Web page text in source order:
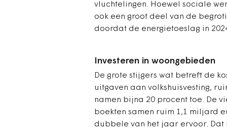
vluchtelingen. Hoewel sociale
ook een groot deel van de
doordat de energietoeslag in
Investeren in woongebieden
De grote stijgers wat betreft de
uitgaven aan volkshuisvesting,
namen bijna 20 procent toe. De
boekten samen ruim 1,1 miljard
dubbele van het jaar ervoor. Dat